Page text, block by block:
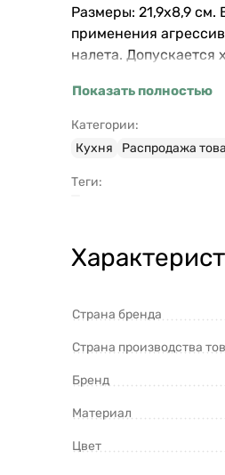
Размеры: 21,9х8,9
применения
налета. Допускается
Показать полностью
Категории:
Кухня
Распродажа
Теги:
Страна бренда
Страна производства
Бренд
Материал
Цвет